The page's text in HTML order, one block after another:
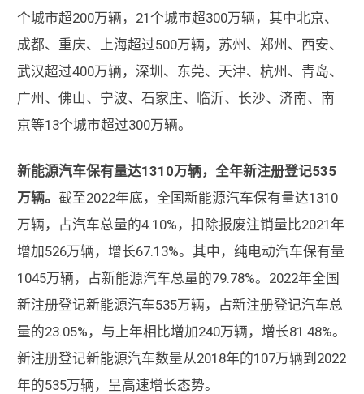
个城市超200万辆，21个城市超300万辆，其中北京、
成都、重庆、上海超过500万辆，苏州、郑州、西安、
武汉超过400万辆，深圳、东莞、天津、杭州、青岛、
广州、佛山、宁波、石家庄、临沂、长沙、济南、南
京等13个城市超过300万辆。
新能源汽车保有量达1310万辆，全年新注册登记535
万辆。 截至2022年底，全国新能源汽车保有量达1310
万辆，占汽车总量的4.10%，扣除报废注销量比2021年
增加526万辆，增长67.13%。其中，纯电动汽车保有量
1045万辆，占新能源汽车总量的79.78%。2022年全国
新注册登记新能源汽车535万辆，占新注册登记汽车总
量的23.05%，与上年相比增加240万辆，增长81.48%。
新注册登记新能源汽车数量从2018年的107万辆到2022
年的535万辆，呈高速增长态势。